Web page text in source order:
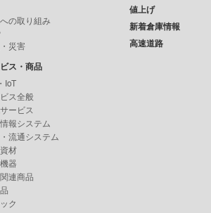
の取り組み
災害
ス・商品
IoT
ス全般
ービス
報システム
流通システム
材
器
連商品
ク
値上げ
新着倉庫情報
高速道路